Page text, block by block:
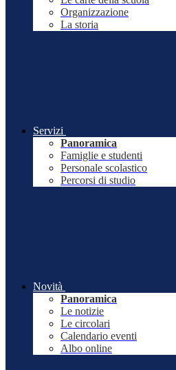
Organizzazione
La storia
Servizi
Panoramica
Famiglie e studenti
Personale scolastico
Percorsi di studio
Novità
Panoramica
Le notizie
Le circolari
Calendario eventi
Albo online